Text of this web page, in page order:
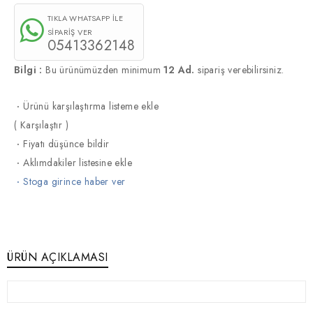
TIKLA WHATSAPP İLE
SİPARİŞ VER
05413362148
Bilgi : Bu ürünümüzden minimum12 Ad. sipariş verebilirsiniz.
·Ürünü karşılaştırma listeme ekle
( Karşılaştır )
·Fiyatı düşünce bildir
·Aklımdakiler listesine ekle
·Stoga girince haber ver
ÜRÜN AÇIKLAMASI